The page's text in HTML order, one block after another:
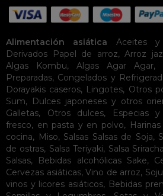
Alimentación asiática Aceites y
Derivados
Papel de arroz, Arroz
Algas Kombu, Algas Agar Agar,
Preparadas, Congelados y
Dorayakis caseros, Lingotes, Otros
Sum, Dulces japoneses y otros
Galletas, Otros dulces, Especias
fresco, en pasta y en polvo,
cocina, Miso, Salsas Salsas de Soja,
de ostras, Salsa Teriyaki, Salsa Sriracha
Salsas, Bebidas alcohólicas Sake,
Cervezas asiáticas, Vino de arroz, Soju
vinos y licores asiáticos, Bebidas